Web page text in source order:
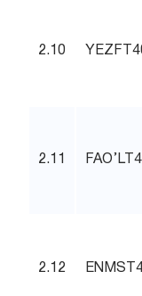
2.10
2.11
2.12